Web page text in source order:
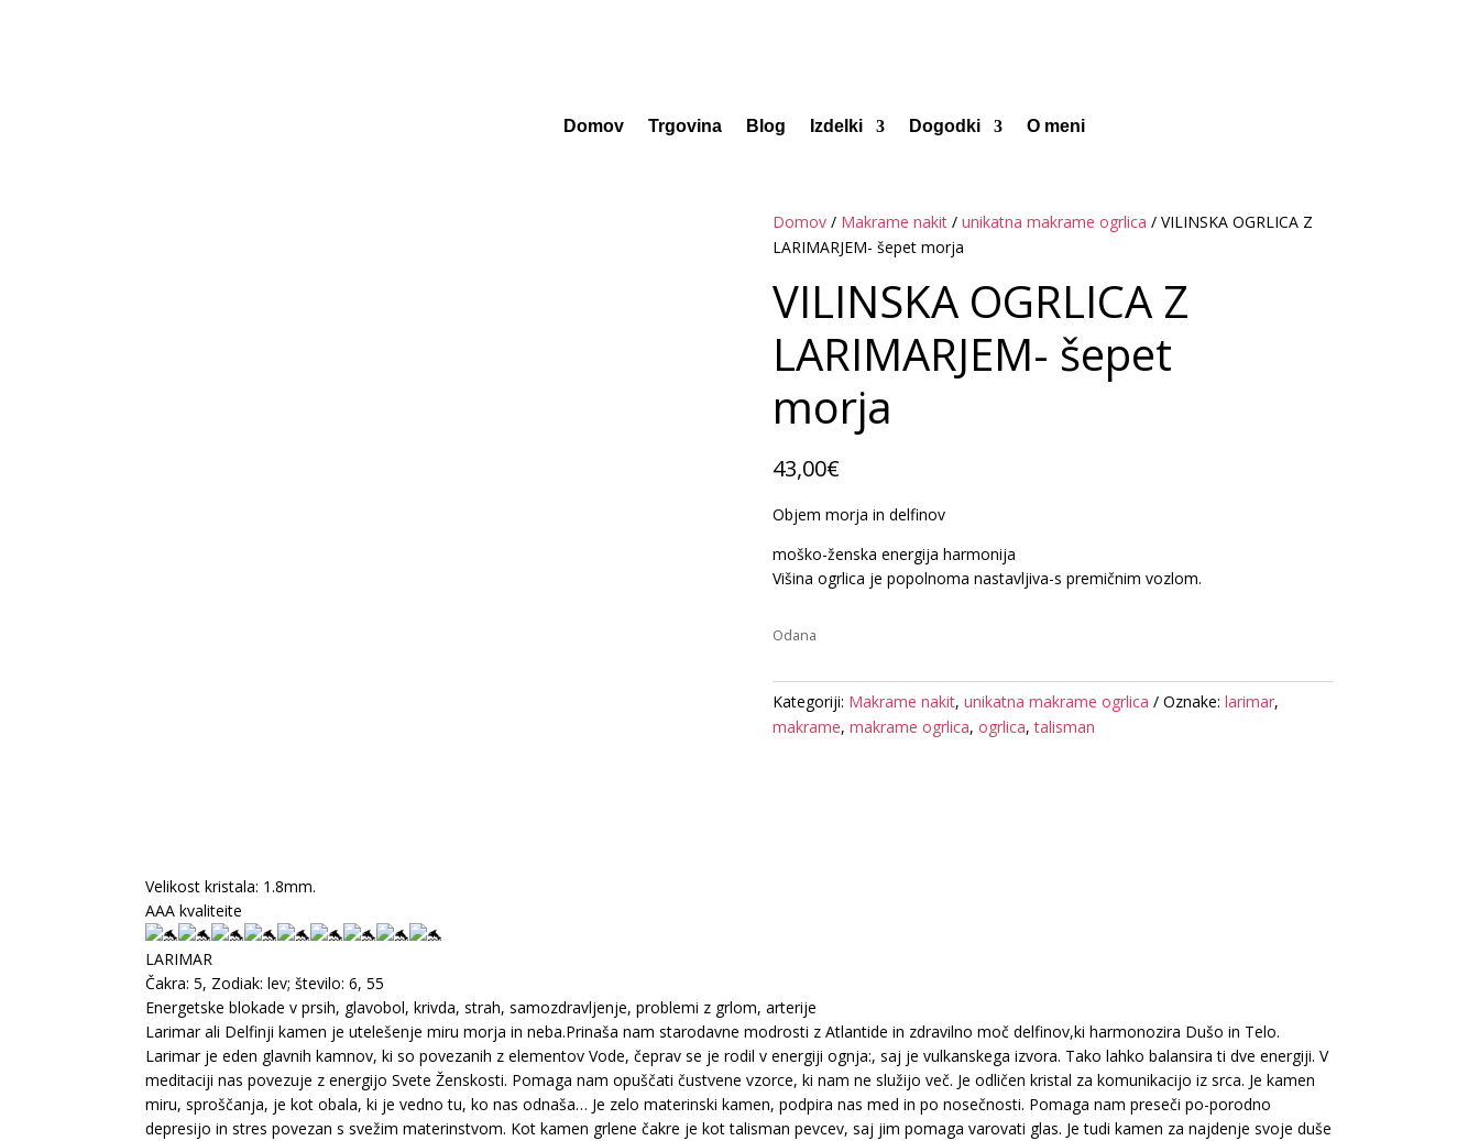
Domov Trgovina Blog Izdelki Dogodki O meni
Domov/ Makrame nakit/ unikatna makrame ogrlica / VILINSKA OGRLICA Z
LARIMARJEM- šepet morja
VILINSKA OGRLICA Z
LARIMARJEM- šepet
morja
43,00€
Objem morja in delfinov
moško-ženska energija harmonija
Višina ogrlica je popolnoma nastavljiva-s premičnim vozlom.
Odana
Kategoriji: Makrame nakit, unikatna makrame ogrlica Oznake: larimar,
makrame, makrame ogrlica, ogrlica,talisman
Velikost kristala: 1.8mm.
AAA kvaliteite
LARIMAR
Čakra: 5, Zodiak: lev; število: 6, 55
Energetske blokade v prsih, glavobol, krivda, strah, samozdravljenje, problemi z grlom, arterije
Larimar ali Delfinji kamen je utelešenje miru morja in neba.Prinaša nam starodavne modrosti z Atlantide in zdravilno moč delfinov,ki harmonozira Dušo in Telo.
Larimar je eden glavnih kamnov, ki so povezanih z elementov Vode, čeprav se je rodil v energiji ognja:, saj je vulkanskega izvora. Tako lahko balansira ti dve energiji. V
meditaciji nas povezuje z energijo Svete Ženskosti. Pomaga nam opuščati čustvene vzorce, ki nam ne služijo več. Je odličen kristal za komunikacijo iz srca. Je kamen
miru, sproščanja, je kot obala, ki je vedno tu, ko nas odnaša… Je zelo materinski kamen, podpira nas med in po nosečnosti. Pomaga nam preseči po-porodno
depresijo in stres povezan s svežim materinstvom. Kot kamen grlene čakre je kot talisman pevcev, saj jim pomaga varovati glas. Je tudi kamen za najdenje svoje duše